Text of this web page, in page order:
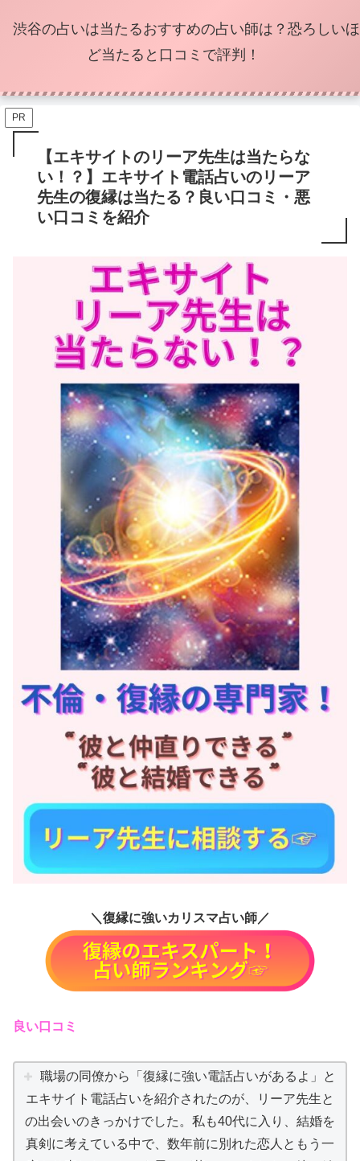
渋谷の占いは当たるおすすめの占い師は？恐ろしいほ
ど当たると口コミで評判！
PR
【エキサイトのリーア先生は当たらな
い！？】エキサイト電話占いのリーア
先生の復縁は当たる？良い口コミ・悪
い口コミを紹介
＼復縁に強いカリスマ占い師／
良い口コミ
職場の同僚から「復縁に強い電話占いがあるよ」と
エキサイト電話占いを紹介されたのが、リーア先生と
の出会いのきっかけでした。私も40代に入り、結婚を
真剣に考えている中で、数年前に別れた恋人ともう一